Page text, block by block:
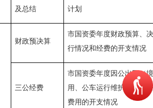
及总结
计划
财政预决算
市国资委年度财政预算、
行情况和经费的开支情况
三公经费
市国资委年度因公出国（
用、公车运行维护费用、
费用的开支情况